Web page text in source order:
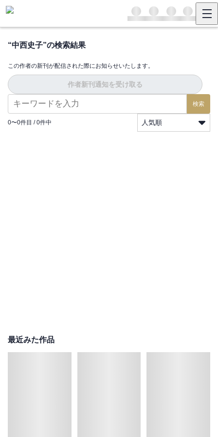
“中西史子”の検索結果
この作者の新刊が配信された際にお知らせいたします。
作者新刊通知を受け取る
検索
0〜0件目 / 0件中 人気順
最近みた作品